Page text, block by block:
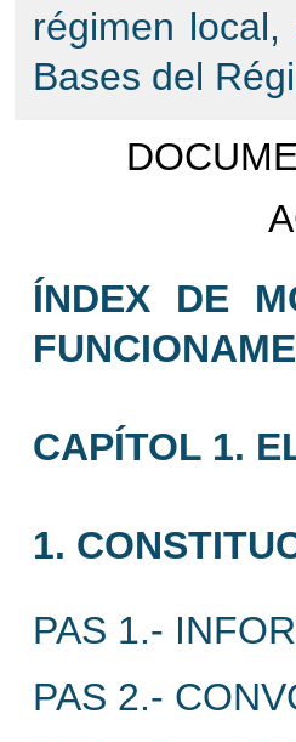
régimen
Bases del
ÍNDEX DE
CAPÍTOL 1.
1.
PAS 1.-
PAS 2.-